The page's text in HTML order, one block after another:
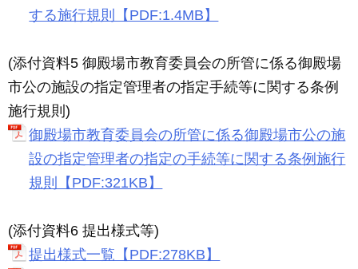
する施行規則【PDF:1.4MB】
(添付資料5 御殿場市教育委員会の所管に係る御殿場
市公の施設の指定管理者の指定手続等に関する条例
施行規則)
御殿場市教育委員会の所管に係る御殿場市公の施
設の指定管理者の指定の手続等に関する条例施行
規則【PDF:321KB】
(添付資料6 提出様式等)
提出様式一覧【PDF:278KB】